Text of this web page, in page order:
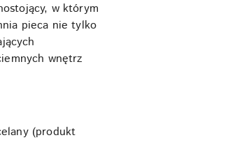
w którym
pieca nie tylko
wnętrz
(produkt